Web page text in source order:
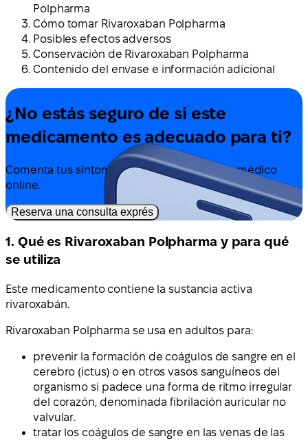
Polpharma
Cómo tomar Rivaroxaban Polpharma
Posibles efectos adversos
Conservación de Rivaroxaban Polpharma
Contenido del envase e información adicional
¿No estás seguro de si este
medicamento es adecuado para ti?
Comenta tus síntomas y tratamiento con un médico
online.
Reserva una consulta exprés
1. Qué es Rivaroxaban Polpharma y para qué
se utiliza
Este medicamento contiene la sustancia activa
rivaroxabán.
Rivaroxaban Polpharma se usa en adultos para:
prevenir la formación de coágulos de sangre en el
cerebro (ictus) o en otros vasos sanguíneos del
organismo si padece una forma de ritmo irregular
del corazón, denominada fibrilación auricular no
valvular.
tratar los coágulos de sangre en las venas de las